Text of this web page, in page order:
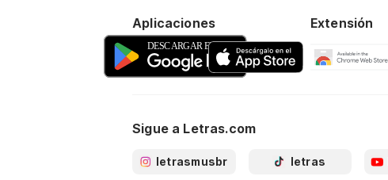
Aplicaciones Extensión
Sigue a Letras.com
letrasmusbr letras